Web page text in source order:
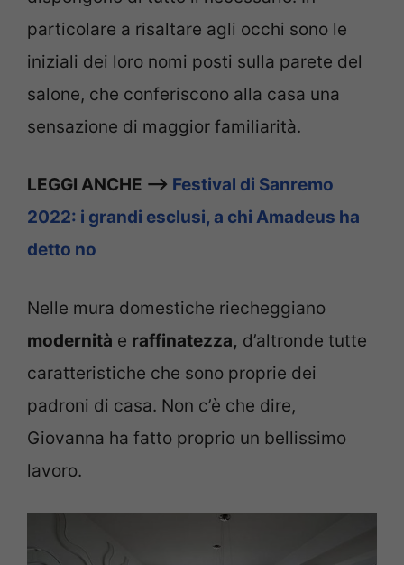
particolare a risaltare agli occhi sono le
iniziali dei loro nomi posti sulla parete del
salone, che conferiscono alla casa una
sensazione di maggior familiarità.
LEGGI ANCHE —> Festival di Sanremo
2022: i grandi esclusi, a chi Amadeus ha
detto no
Nelle mura domestiche riecheggiano
modernità e raffinatezza, d’altronde tutte
caratteristiche che sono proprie dei
padroni di casa. Non c’è che dire,
Giovanna ha fatto proprio un bellissimo
lavoro.